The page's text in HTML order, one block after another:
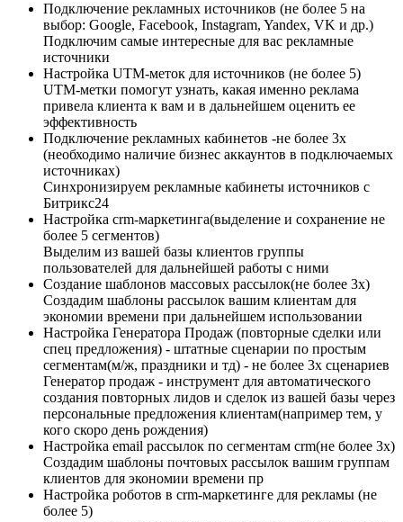
Подключение рекламных источников (не более 5 на
выбор: Google, Facebook, Instagram, Yandex, VK и др.)
Подключим самые интересные для вас рекламные
источники
Настройка UTM-меток для источников (не более 5)
UTM-метки помогут узнать, какая именно реклама
привела клиента к вам и в дальнейшем оценить ее
эффективность
Подключение рекламных кабинетов​​ -не более 3х
(необходимо наличие бизнес аккаунтов в подключаемых
источниках)
Синхронизируем рекламные кабинеты источников с
Битрикс24
Настройка crm-маркетинга(выделение и сохранение не
более 5 сегментов)
Выделим из вашей базы клиентов группы
пользователей для дальнейшей работы с ними
Создание шаблонов массовых рассылок(не более 3х)​
Создадим шаблоны рассылок вашим клиентам для
экономии времени при дальнейшем использовании
Настройка Генератора Продаж (повторные сделки или
спец предложения) - штатные сценарии по простым
сегментам(м/ж, праздники и тд) - не более 3х сценариев
Генератор продаж - инструмент для автоматического
создания повторных лидов и сделок из вашей базы через
персональные предложения клиентам(например тем, у
кого скоро день рождения)
Настройка email рассылок по сегментам crm(не более 3х)
Создадим шаблоны почтовых рассылок вашим группам
клиентов для экономии времени пр
Настройка роботов в crm-маркетинге для рекламы (не
более 5)